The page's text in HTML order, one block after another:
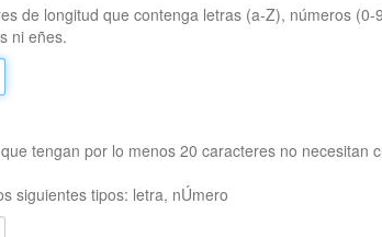
de longitud que contenga letras (a-Z), números (0-
ni eñes.
tengan por lo menos 20 caracteres no necesitan
siguientes tipos: letra, nÚmero